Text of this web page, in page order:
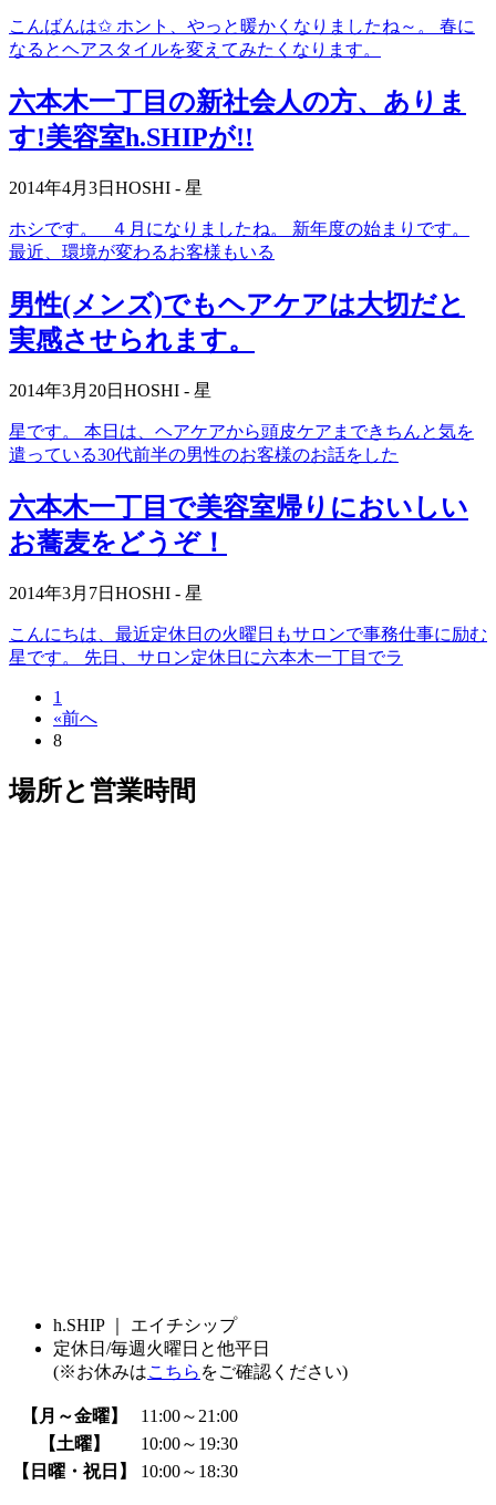
こんばんは✩ ホント、やっと暖かくなりましたね～。 春に
なるとヘアスタイルを変えてみたくなります。
六本木一丁目の新社会人の方、ありま
す!美容室h.SHIPが!!
2014年4月3日 HOSHI - 星
ホシです。 ４月になりましたね。 新年度の始まりです。
最近、環境が変わるお客様もいる
男性(メンズ)でもヘアケアは大切だと
実感させられます。
2014年3月20日 HOSHI - 星
星です。 本日は、ヘアケアから頭皮ケアまできちんと気を
遣っている30代前半の男性のお客様のお話をした
六本木一丁目で美容室帰りにおいしい
お蕎麦をどうぞ！
2014年3月7日 HOSHI - 星
こんにちは、最近定休日の火曜日もサロンで事務仕事に励む
星です。 先日、サロン定休日に六本木一丁目でラ
1
«前へ
8
場所と営業時間
h.SHIP
｜ エイチシップ
定休日/毎週火曜日と他平日
(※お休みはこちら をご確認ください)
【月～金曜】
11:00～21:00
【土曜】
10:00～19:30
【日曜・祝日】
10:00～18:30